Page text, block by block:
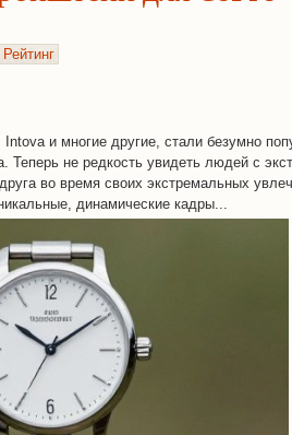
и многие другие, стали безумно
Теперь не редкость увидеть людей с
во время своих экстремальных
динамические кадры...